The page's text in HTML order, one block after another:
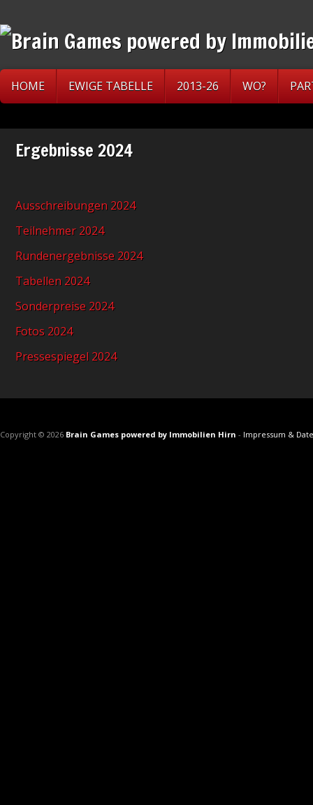
HOME EWIGE TABELLE 2013-26 WO?
Ergebnisse 2024
Ausschreibungen 2024
Teilnehmer 2024
Rundenergebnisse 2024
Tabellen 2024
Sonderpreise 2024
Fotos 2024
Pressespiegel 2024
Copyright © 2026 Brain Games powered by Immobilien Hirn - Impressum &